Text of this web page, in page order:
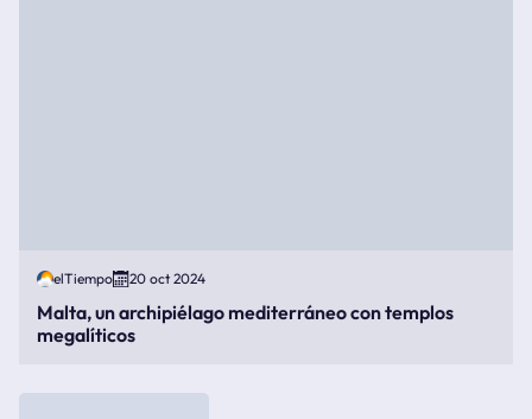
elTiempo 20 oct 2024
Malta, un archipiélago mediterráneo con templos
megalíticos